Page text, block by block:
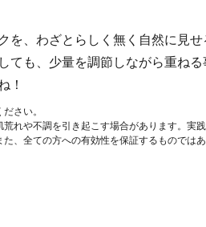
を、わざとらしく無く自然に見
ても、少量を調節しながら重ね
！
さい。
れや不調を引き起こす場合があります。実
、全ての方への有効性を保証するものではあ